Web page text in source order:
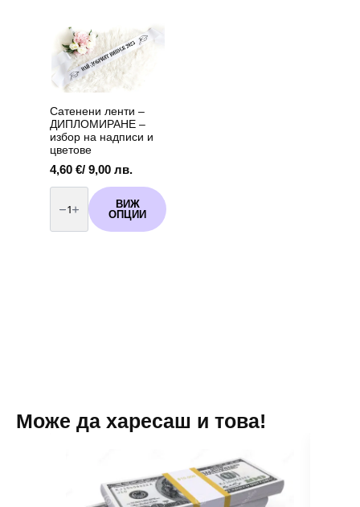
ВИПУСК
2026
Сатенени ленти –
ДИПЛОМИРАНЕ –
избор на надписи и
цветове
4,60 €/ 9,00 лв.
количество
Сатенени
-
ВИЖ
ОПЦИИ
Може да харесаш и това!